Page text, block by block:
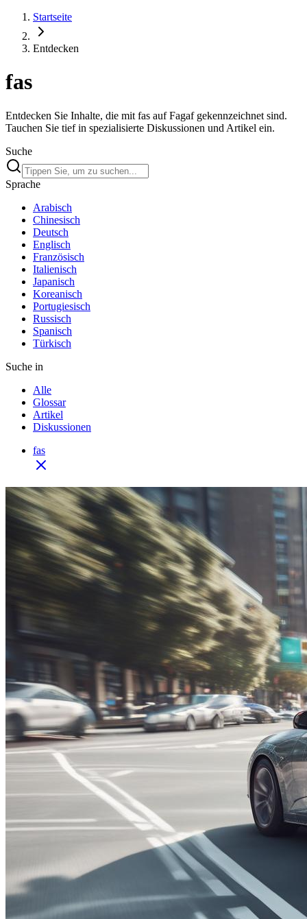
Startseite
Entdecken
fas
Entdecken Sie Inhalte, die mit fas auf Fagaf gekennzeichnet sind.
Tauchen Sie tief in spezialisierte Diskussionen und Artikel ein.
Suche
Sprache
Arabisch
Chinesisch
Deutsch
Englisch
Französisch
Italienisch
Japanisch
Koreanisch
Portugiesisch
Russisch
Spanisch
Türkisch
Suche in
Alle
Glossar
Artikel
Diskussionen
fas